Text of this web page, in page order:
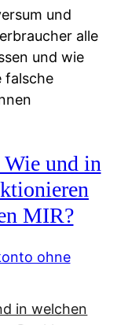
und
alle
und wie
falsche
und in
MIR?
ohne